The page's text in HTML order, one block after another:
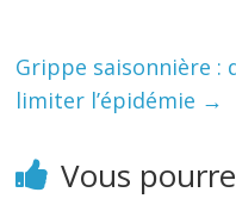
Grippe saisonnière :
limiter l’épidémie →
Vous